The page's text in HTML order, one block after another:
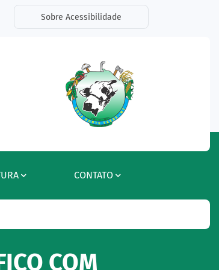
Sobre Acessibilidade
Social Facebook
a Rede Social Instagram
a Rede Social Radar
CONTATO
COM